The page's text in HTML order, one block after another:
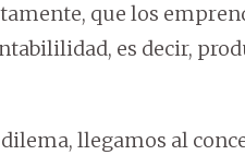
que los
es decir,
llegamos al